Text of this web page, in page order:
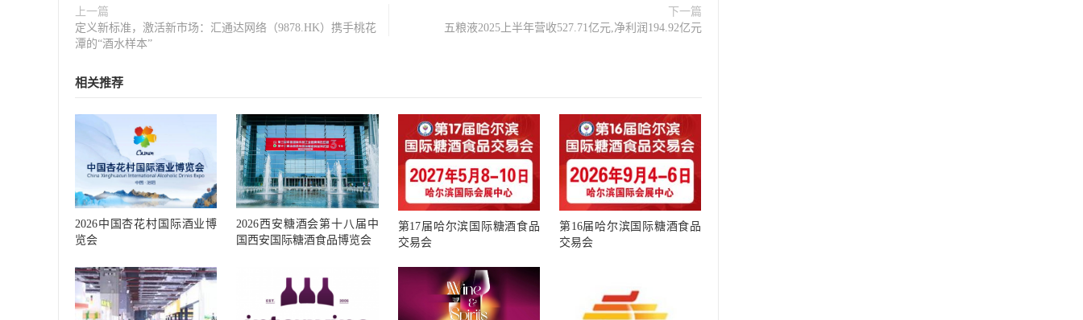
上一篇
定义新标准，激活新市场：汇通达网络（9878.HK）携手桃花
潭的“酒水样本”
下一篇
五粮液2025上半年营收527.71亿元,净利润194.92亿元
相关推荐
2026中国杏花村国际酒业博
览会
2026西安糖酒会第十八届中
国西安国际糖酒食品博览会
第17届哈尔滨国际糖酒食品
交易会
第16届哈尔滨国际糖酒食品
交易会